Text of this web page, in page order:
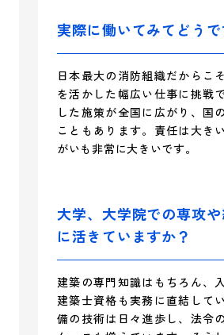
実際に働いてみてどうで
日本最大の消防組織だからこ
を活かした幅広い仕事に挑戦
した施策が全国に広がり、国
こともあります。責任は大き
がいも非常に大きいです。
大学、大学院での専攻
に活きていますか？
建築の専門知識はもちろん、
建築士資格も実務に直結して
備の技術は日々進歩し、法令